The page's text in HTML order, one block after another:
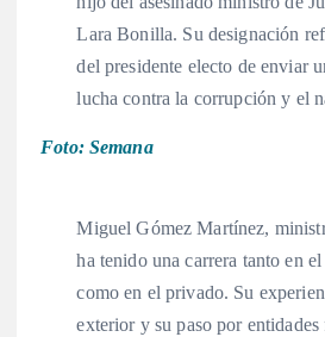
Lara Bonilla. Su designación
del presidente electo de enviar
lucha contra la corrupción y el
Foto: Semana
Miguel Gómez Martínez,
ha tenido una carrera tanto en
como en el privado. Su
exterior y su paso por